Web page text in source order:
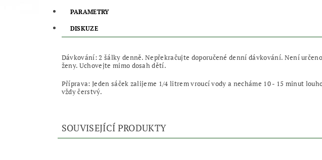
PARAMETRY
DISKUZE
Dávkování: 2 šálky denně. Nepřekračujte doporučené denní dávkování. Není
ženy. Uchovejte mimo dosah dětí.
Příprava: Jeden sáček zalijeme 1/4 litrem vroucí vody a necháme 10 - 15 minut
vždy čerstvý.
SOUVISEJÍCÍ PRODUKTY